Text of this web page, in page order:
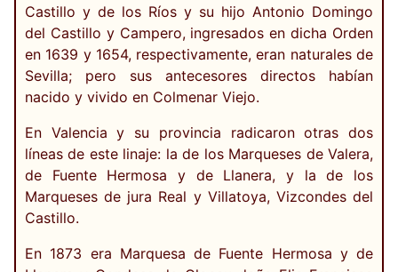
Castillo y de los Ríos y su hijo Antonio Domingo
del Castillo y Campero, ingresados en dicha Orden
en 1639 y 1654, respectivamente, eran naturales de
Sevilla; pero sus antecesores directos habían
nacido y vivido en Colmenar Viejo.
En Valencia y su provincia radicaron otras dos
líneas de este linaje: la de los Marqueses de Valera,
de Fuente Hermosa y de Llanera, y la de los
Marqueses de jura Real y Villatoya, Vizcondes del
Castillo.
En 1873 era Marquesa de Fuente Hermosa y de